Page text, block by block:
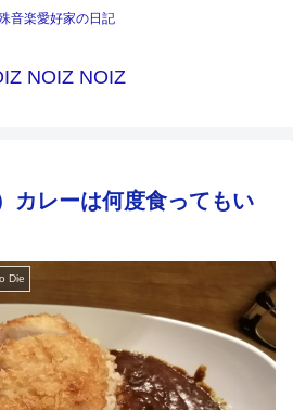
音楽愛好家の日記
NOIZ NOIZ
カレーは何度食ってもい
Die